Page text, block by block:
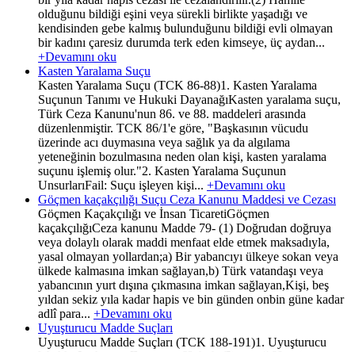
olduğunu bildiği eşini veya sürekli birlikte yaşadığı ve
kendisinden gebe kalmış bulunduğunu bildiği evli olmayan
bir kadını çaresiz durumda terk eden kimseye, üç aydan...
+Devamını oku
Kasten Yaralama Suçu
Kasten Yaralama Suçu (TCK 86-88)1. Kasten Yaralama
Suçunun Tanımı ve Hukuki DayanağıKasten yaralama suçu,
Türk Ceza Kanunu'nun 86. ve 88. maddeleri arasında
düzenlenmiştir. TCK 86/1'e göre, "Başkasının vücudu
üzerinde acı duymasına veya sağlık ya da algılama
yeteneğinin bozulmasına neden olan kişi, kasten yaralama
suçunu işlemiş olur."2. Kasten Yaralama Suçunun
UnsurlarıFail: Suçu işleyen kişi... +Devamını oku
Göçmen kaçakçılığı Suçu Ceza Kanunu Maddesi ve Cezası
Göçmen Kaçakçılığı ve İnsan TicaretiGöçmen
kaçakçılığıCeza kanunu Madde 79- (1) Doğrudan doğruya
veya dolaylı olarak maddi menfaat elde etmek maksadıyla,
yasal olmayan yollardan;a) Bir yabancıyı ülkeye sokan veya
ülkede kalmasına imkan sağlayan,b) Türk vatandaşı veya
yabancının yurt dışına çıkmasına imkan sağlayan,Kişi, beş
yıldan sekiz yıla kadar hapis ve bin günden onbin güne kadar
adlî para... +Devamını oku
Uyuşturucu Madde Suçları
Uyuşturucu Madde Suçları (TCK 188-191)1. Uyuşturucu